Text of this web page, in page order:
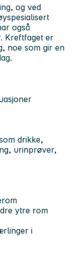
og ved
også
Kreftfaget er
noe som gir en
drikke,
urinprøver,
ytre rom
i